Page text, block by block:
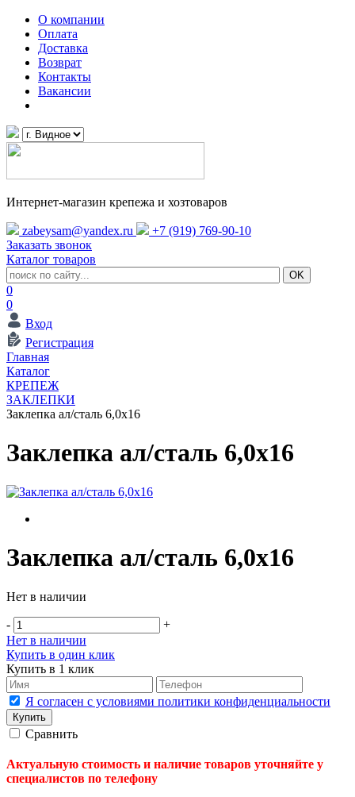
О компании
Оплата
Доставка
Возврат
Контакты
Вакансии
Интернет-магазин крепежа и хозтоваров
zabeysam@yandex.ru
+7 (919) 769-90-10
Заказать звонок
Каталог товаров
0
0
Вход
Регистрация
Главная
Каталог
КРЕПЕЖ
ЗАКЛЕПКИ
Заклепка ал/сталь 6,0х16
Заклепка ал/сталь 6,0х16
Заклепка ал/сталь 6,0х16
Нет в наличии
-
+
Нет в наличии
Купить в один клик
Купить в 1 клик
Я согласен с условиями политики конфиденциальности
Сравнить
Актуальную стоимость и наличие товаров уточняйте у
специалистов по телефону